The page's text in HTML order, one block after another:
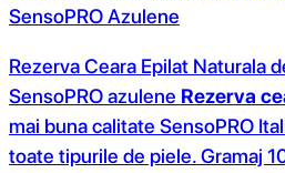
SensoPRO Azulene
Rezerva Ceara Epilat Naturala
SensoPRO azulene Rezerva
mai buna calitate SensoPRO
toate tipurile de piele. Gramaj